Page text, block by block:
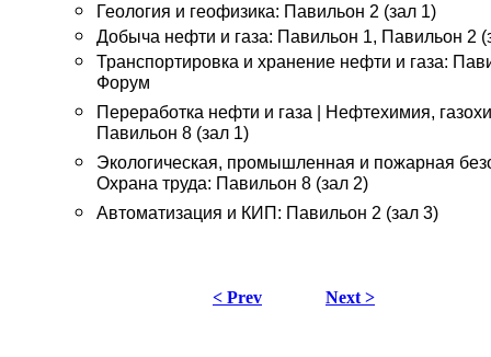
Геология и геофизика: Павильон 2 (зал 1)
Добыча нефти и газа: Павильон 1, Павильон 2
Транспортировка и хранение нефти и газа:
Форум
Переработка нефти и газа | Нефтехимия,
Павильон 8 (зал 1)
Экологическая, промышленная и пожарная
Охрана труда: Павильон 8 (зал 2)
Автоматизация и КИП: Павильон 2 (зал 3)
< Prev Next >